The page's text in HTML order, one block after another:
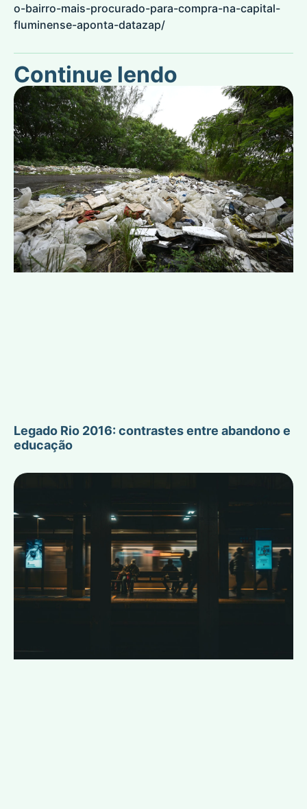
o-bairro-mais-procurado-para-compra-na-capital-
fluminense-aponta-datazap/
Continue lendo
Legado Rio 2016: contrastes entre abandono e
educação